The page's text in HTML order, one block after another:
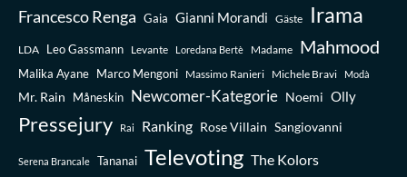
Francesco Renga Gaia Gianni Morandi Gäste Irama
LDA Leo Gassmann Levante Loredana Bertè Madame Mahmood
Malika Ayane Marco Mengoni Massimo Ranieri Michele Bravi Modà
Mr. Rain Måneskin Newcomer-Kategorie Noemi Olly
Pressejury Rai Ranking Rose Villain Sangiovanni
Serena Brancale Tananai Televoting The Kolors